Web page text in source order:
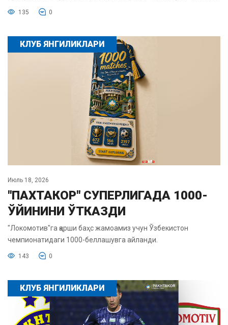
135 0
КЛУБ ЯНГИЛИКЛАРИ
Июль 18, 2026
"ПАХТАКОР" СУПЕРЛИГАДА 1000-
ЎЙИНИНИ ЎТКАЗДИ
"Локомотив"га қарши баҳс жамоамиз учун Ўзбекистон
чемпионатидаги 1000-беллашувга айланди.
143 0
КЛУБ ЯНГИЛИКЛАРИ